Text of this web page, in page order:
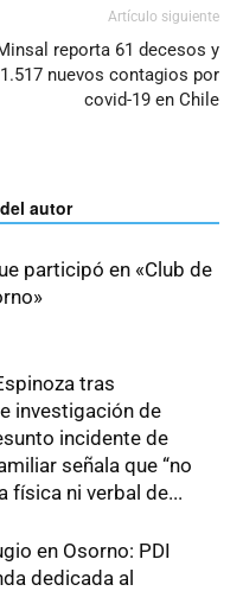
Artículo siguiente
reporta 61 decesos y
1.517 nuevos contagios por
covid-19 en Chile
autor
participó en «Club de
tras
investigación de
incidente de
señala que “no
física ni verbal de...
en Osorno: PDI
dedicada al